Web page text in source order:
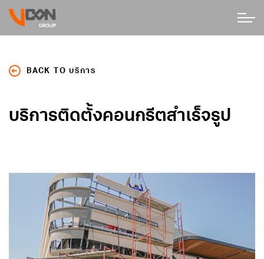
BACK TO บริการ
บริการติดตั้งคอนกรีตสำเร็จรูป